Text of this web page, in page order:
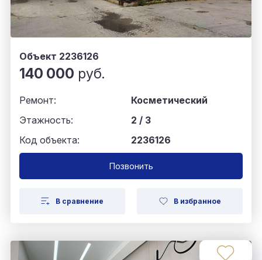
Объект 2236126
140 000 руб.
Ремонт:
Косметический
Этажность:
2 / 3
Код объекта:
2236126
Позвонить
В сравнение В избранное